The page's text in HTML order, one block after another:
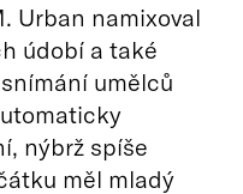
Urban namixoval
údobí a také
umělců
nýbrž spíše
měl mladý